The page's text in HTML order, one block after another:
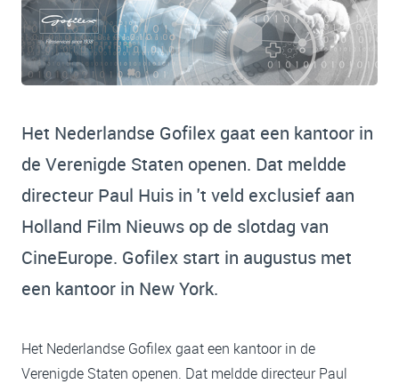
Het Nederlandse Gofilex gaat een kantoor in
de Verenigde Staten openen. Dat meldde
directeur Paul Huis in 't veld exclusief aan
Holland Film Nieuws op de slotdag van
CineEurope. Gofilex start in augustus met
een kantoor in New York.
Het Nederlandse Gofilex gaat een kantoor in de
Verenigde Staten openen. Dat meldde directeur Paul